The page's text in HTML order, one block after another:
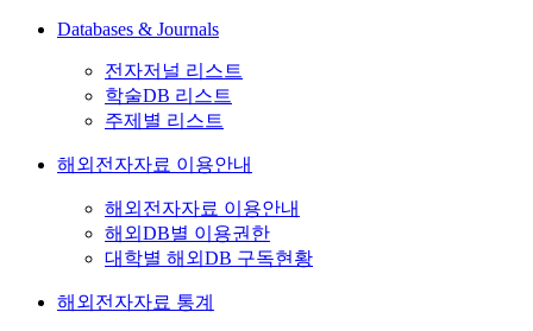
Databases & Journals
전자저널 리스트
학술DB 리스트
주제별 리스트
해외전자자료 이용안내
해외전자자료 이용안내
해외DB별 이용권한
대학별 해외DB 구독현황
해외전자자료 통계